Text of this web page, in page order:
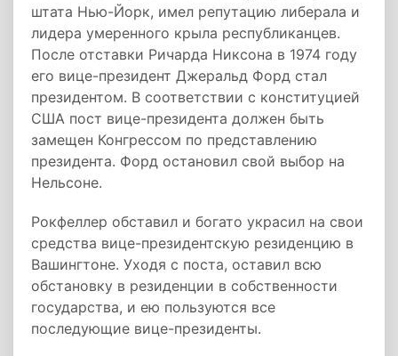
штата Нью-Йорк, имел репутацию либерала и
лидера умеренного крыла республиканцев.
После отставки Ричарда Никсона в 1974 году
его вице-президент Джеральд Форд стал
президентом. В соответствии с конституцией
США пост вице-президента должен быть
замещен Конгрессом по представлению
президента. Форд остановил свой выбор на
Нельсоне.
Рокфеллер обставил и богато украсил на свои
средства вице-президентскую резиденцию в
Вашингтоне. Уходя с поста, оставил всю
обстановку в резиденции в собственности
государства, и ею пользуются все
последующие вице-президенты.